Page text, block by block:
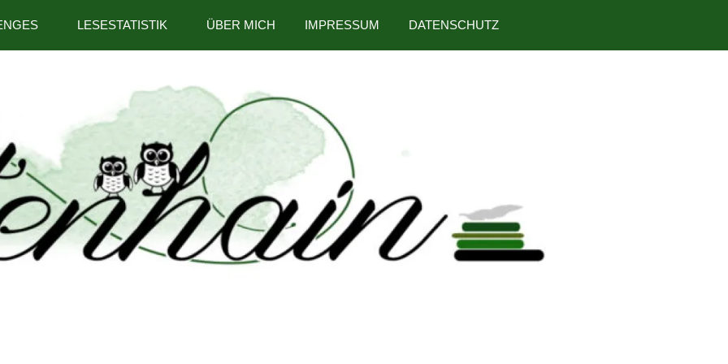
LESESTATISTIK ÜBER MICH IMPRESSUM DATENSCHUTZ